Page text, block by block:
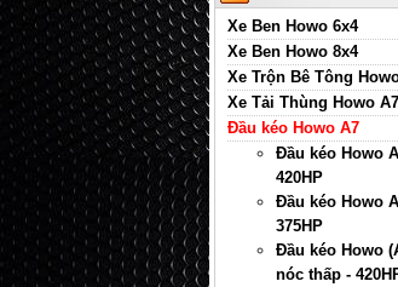
Xe Ben Howo 6x4
Xe Ben Howo 8x4
Xe Trộn Bê Tông
Xe Tải Thùng Howo A7
Đầu kéo Howo A7
Đầu kéo Howo
420HP
Đầu kéo Howo
375HP
Đầu kéo Howo
nóc thấp -